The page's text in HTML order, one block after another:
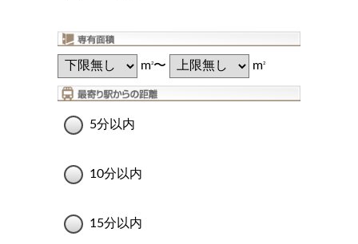
m2〜 m2
5分以内
10分以内
15分以内